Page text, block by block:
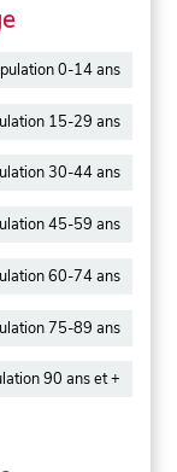
0-14 ans
15-29 ans
30-44 ans
45-59 ans
60-74 ans
75-89 ans
90 ans et +